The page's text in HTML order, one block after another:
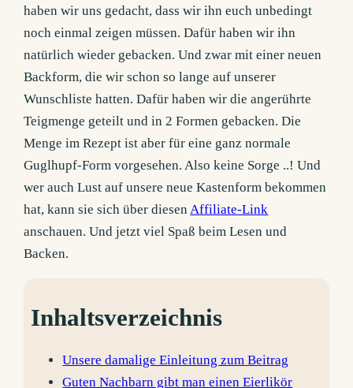
haben wir uns gedacht, dass wir ihn euch unbedingt
noch einmal zeigen müssen. Dafür haben wir ihn
natürlich wieder gebacken. Und zwar mit einer neuen
Backform, die wir schon so lange auf unserer
Wunschliste hatten. Dafür haben wir die angerührte
Teigmenge geteilt und in 2 Formen gebacken. Die
Menge im Rezept ist aber für eine ganz normale
Guglhupf-Form vorgesehen. Also keine Sorge ..! Und
wer auch Lust auf unsere neue Kastenform bekommen
hat, kann sie sich über diesenAffiliate-Link
anschauen. Und jetzt viel Spaß beim Lesen und
Backen.
Inhaltsverzeichnis
Unsere damalige Einleitung zum Beitrag
Guten Nachbarn gibt man einen Eierlikör